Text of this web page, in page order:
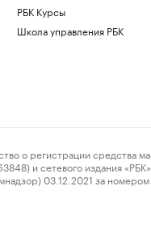
РБК Курсы
Школа управления РБК
о регистрации средства
и сетевого издания
03.12.2021 за